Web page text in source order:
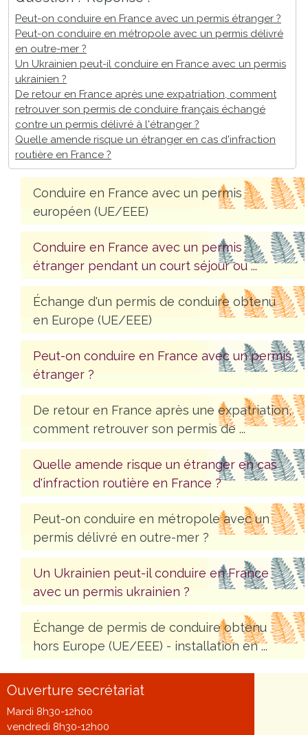
Peut-on conduire en France avec un permis étranger ?
Peut-on conduire en métropole avec un permis délivré
en outre-mer ?
Un Ukrainien peut-il conduire en France avec un permis
ukrainien ?
De retour en France après une expatriation, comment
retrouver son permis de conduire français échangé
contre un permis délivré à l'étranger ?
Quelle amende risque un étranger en cas d'infraction
routière en France ?
Conduire en France avec un permis
européen (UE/EEE)
Conduire en France avec un permis
étranger pendant un court séjour ou ...
Échange d'un permis de conduire obtenu
en Europe (UE/EEE)
Peut-on conduire en France avec un permis
étranger ?
De retour en France après une expatriation,
comment retrouver son permis de ...
Quelle amende risque un étranger en cas
d'infraction routière en France ?
Peut-on conduire en métropole avec un
permis délivré en outre-mer ?
Un Ukrainien peut-il conduire en France
avec un permis ukrainien ?
Échange de permis de conduire obtenu
hors Europe (UE/EEE) - installation en ...
Ouverture secrétariat
Mardi 8h30-12h00
vendredi 8h30-12h00